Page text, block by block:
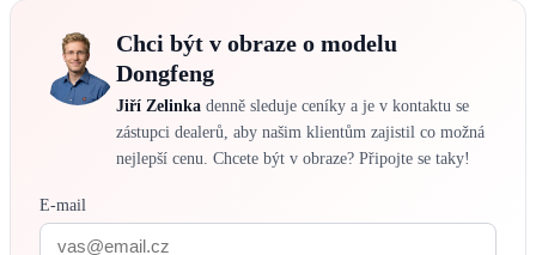
Chci být v obraze o modelu
Dongfeng
Jiří Zelinka denně sleduje ceníky a je v kontaktu se
zástupci dealerů, aby našim klientům zajistil co možná
nejlepší cenu. Chcete být v obraze? Připojte se taky!
E-mail